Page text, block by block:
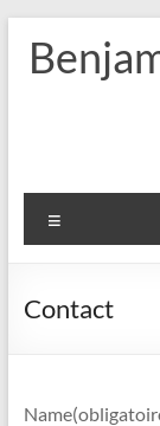
contenu
Contact
Name